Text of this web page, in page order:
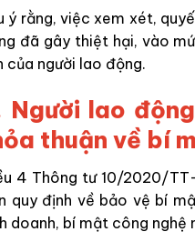
ý rằng, việc xem xét,
đã gây thiệt hại, vào
của người lao động.
Người lao
thuận về bí
4 Thông tư 10/2020/TT-
quy định về bảo vệ bí
doanh, bí mật công nghệ